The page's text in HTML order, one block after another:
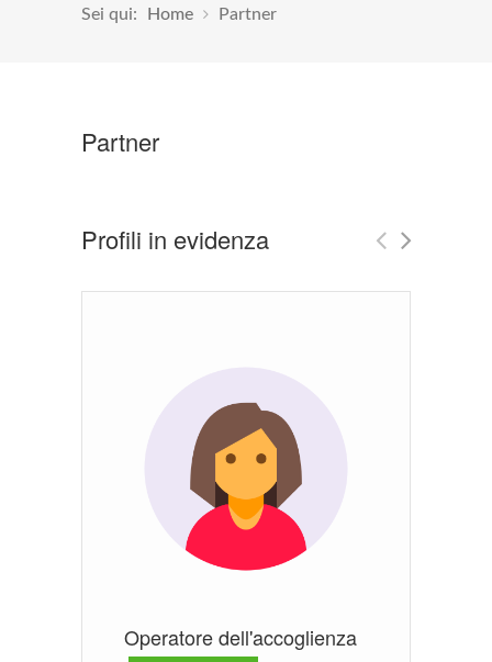
Sei qui: Home Partner
Partner
Profili in evidenza
Operatore dell'accoglienza